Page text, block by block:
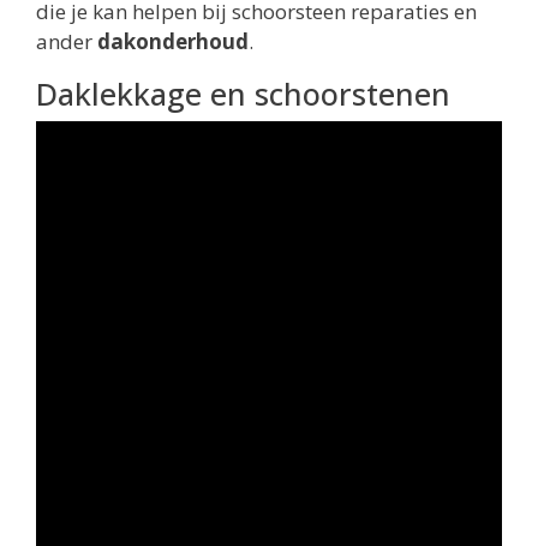
die je kan helpen bij schoorsteen reparaties en
ander dakonderhoud.
Daklekkage en schoorstenen